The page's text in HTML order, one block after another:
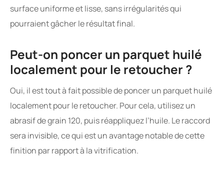
surface uniforme et lisse, sans irrégularités qui
pourraient gâcher le résultat final.
Peut-on poncer un parquet huilé
localement pour le retoucher ?
Oui, il est tout à fait possible de poncer un parquet huilé
localement pour le retoucher. Pour cela, utilisez un
abrasif de grain 120, puis réappliquez l’huile. Le raccord
sera invisible, ce qui est un avantage notable de cette
finition par rapport à la vitrification.